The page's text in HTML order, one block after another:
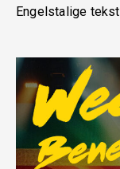
Engelstalige